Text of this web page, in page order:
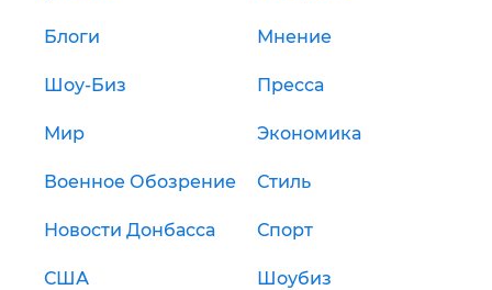
Блоги Мнение
Шоу-Биз Пресса
Мир Экономика
Военное Обозрение Стиль
Новости Донбасса Спорт
США Шоубиз